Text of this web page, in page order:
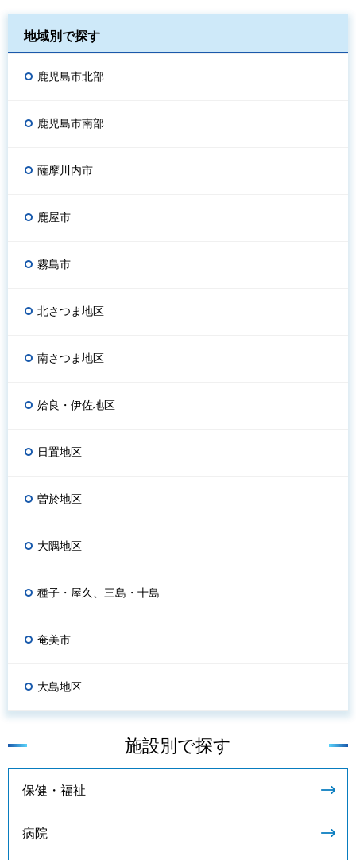
地域別で探す
鹿児島市北部
鹿児島市南部
薩摩川内市
鹿屋市
霧島市
北さつま地区
南さつま地区
姶良・伊佐地区
日置地区
曽於地区
大隅地区
種子・屋久、三島・十島
奄美市
大島地区
施設別で探す
保健・福祉
病院